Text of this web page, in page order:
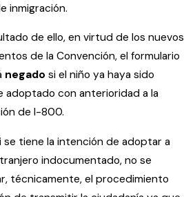
inmigración.
de ello, en virtud de los nuevos
de la Convención, el formulario
negado si el niño ya haya sido
adoptado con anterioridad a la
de I-800.
se tiene la intención de adoptar a
indocumentado, no se
técnicamente, el procedimiento